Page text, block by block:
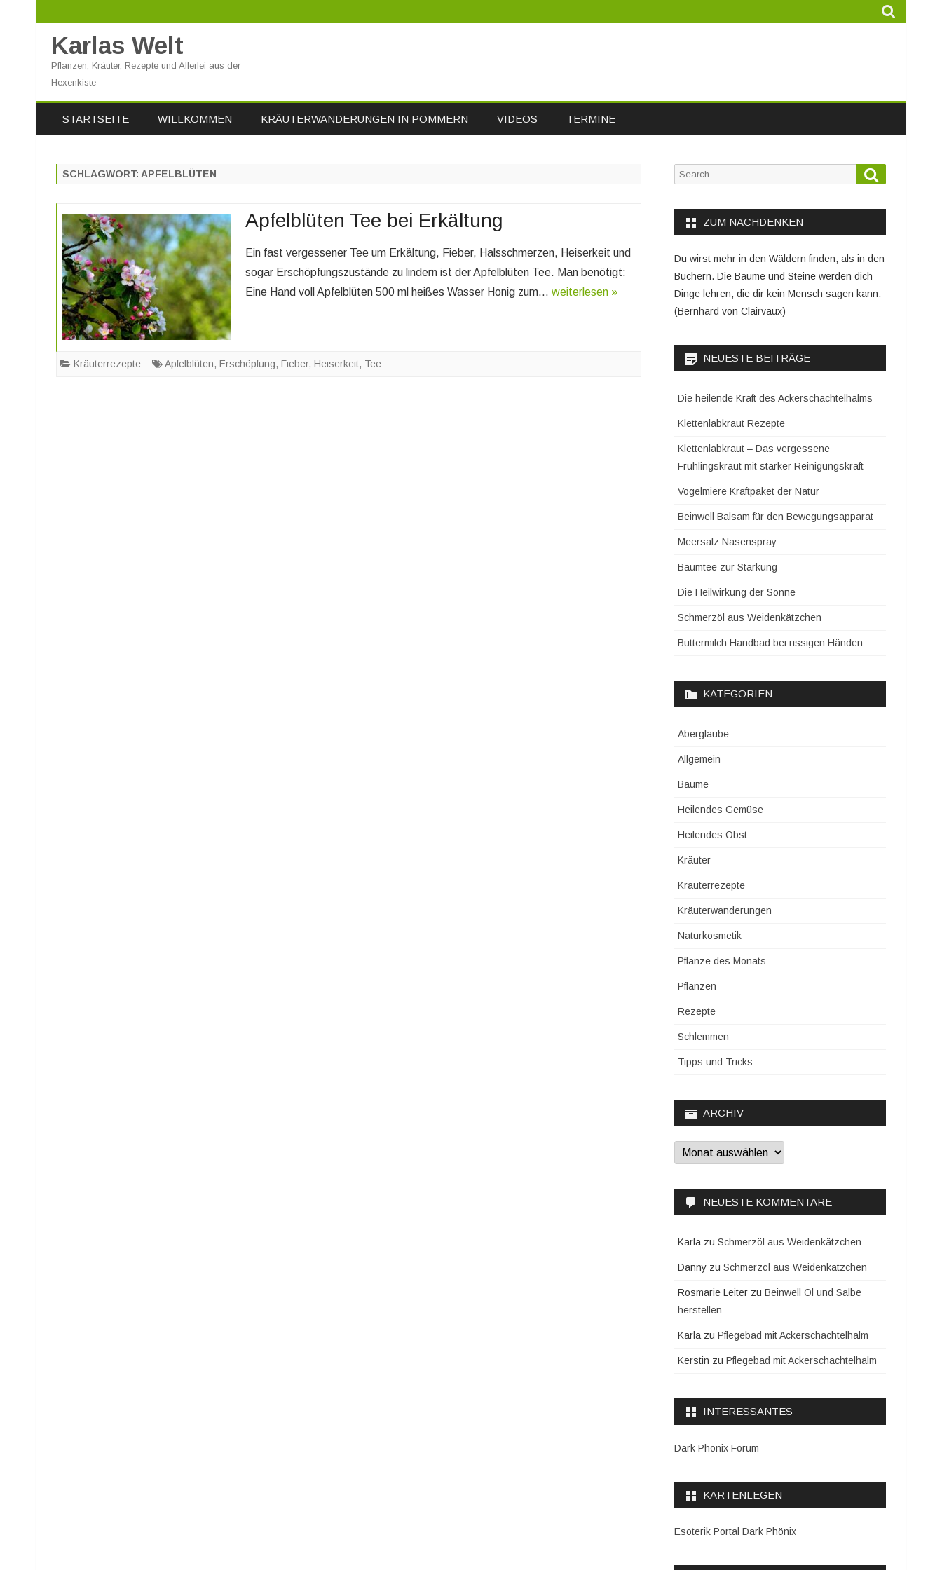
Karlas Welt
Pflanzen, Kräuter, Rezepte und Allerlei aus der
Hexenkiste
STARTSEITE WILLKOMMEN KRÄUTERWANDERUNGEN IN POMMERN VIDEOS TERMINE
SCHLAGWORT: APFELBLÜTEN
Apfelblüten Tee bei Erkältung
Ein fast vergessener Tee um Erkältung, Fieber, Halsschmerzen, Heiserkeit und
sogar Erschöpfungszustände zu lindern ist der Apfelblüten Tee. Man benötigt:
Eine Hand voll Apfelblüten 500 ml heißes Wasser Honig zum… weiterlesen »
Kräuterrezepte Apfelblüten, Erschöpfung, Fieber, Heiserkeit, Tee
Search
ZUM NACHDENKEN
Du wirst mehr in den Wäldern finden, als in den
Büchern. Die Bäume und Steine werden dich
Dinge lehren, die dir kein Mensch sagen kann.
(Bernhard von Clairvaux)
NEUESTE BEITRÄGE
Die heilende Kraft des Ackerschachtelhalms
Klettenlabkraut Rezepte
Klettenlabkraut – Das vergessene
Frühlingskraut mit starker Reinigungskraft
Vogelmiere Kraftpaket der Natur
Beinwell Balsam für den Bewegungsapparat
Meersalz Nasenspray
Baumtee zur Stärkung
Die Heilwirkung der Sonne
Schmerzöl aus Weidenkätzchen
Buttermilch Handbad bei rissigen Händen
KATEGORIEN
Aberglaube
Allgemein
Bäume
Heilendes Gemüse
Heilendes Obst
Kräuter
Kräuterrezepte
Kräuterwanderungen
Naturkosmetik
Pflanze des Monats
Pflanzen
Rezepte
Schlemmen
Tipps und Tricks
ARCHIV
Archiv
NEUESTE KOMMENTARE
Karla zuSchmerzöl aus Weidenkätzchen
Danny zuSchmerzöl aus Weidenkätzchen
Rosmarie Leiter zuBeinwell Öl und Salbe
herstellen
Karla zuPflegebad mit Ackerschachtelhalm
Kerstin zuPflegebad mit Ackerschachtelhalm
INTERESSANTES
Dark Phönix Forum
KARTENLEGEN
Esoterik Portal Dark Phönix